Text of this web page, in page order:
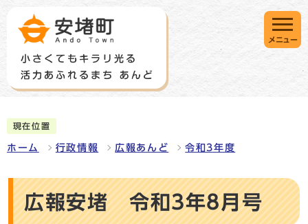
メニュー
現在位置
ホーム 行政情報 広報あんど 令和3年度
広報安堵 令和3年8月号